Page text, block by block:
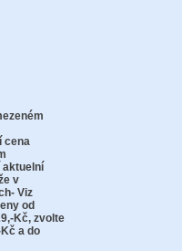
cena
aktuelní
v
Viz
od
Kč, zvolte
a do